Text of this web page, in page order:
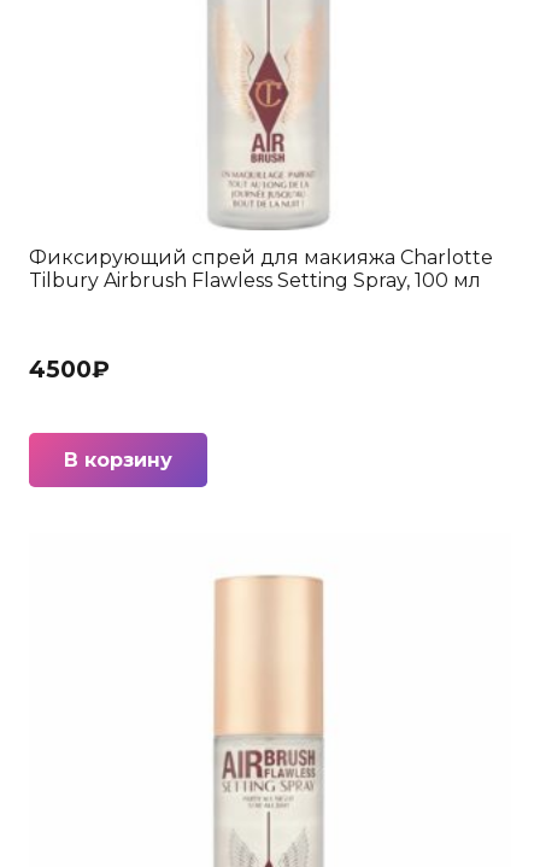
Фиксирующий спрей для макияжа Charlotte
Tilbury Airbrush Flawless Setting Spray, 100 мл
4500₽
В корзину